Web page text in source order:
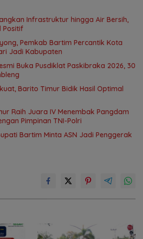
Infrastruktur hingga Air Bersih,
Positif
Pemkab Bartim Percantik Kota
Jadi Kabupaten
Buka Pusdiklat Paskibraka 2026, 30
Barito Timur Bidik Hasil Optimal
Raih Juara IV Menembak Pangdam
Pimpinan TNI-Polri
Bartim Minta ASN Jadi Penggerak